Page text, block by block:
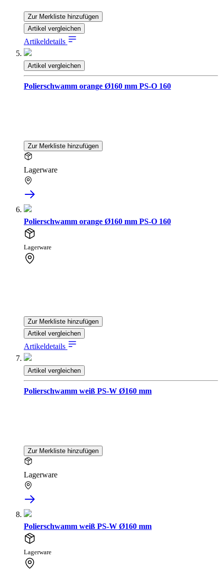
Zur Merkliste hinzufügen
Artikel vergleichen
Artikeldetails
Artikel vergleichen
Polierschwamm orange Ø160 mm PS-O 160
Zur Merkliste hinzufügen
Lagerware
Polierschwamm orange Ø160 mm PS-O 160
Lagerware
Zur Merkliste hinzufügen
Artikel vergleichen
Artikeldetails
Artikel vergleichen
Polierschwamm weiß PS-W Ø160 mm
Zur Merkliste hinzufügen
Lagerware
Polierschwamm weiß PS-W Ø160 mm
Lagerware